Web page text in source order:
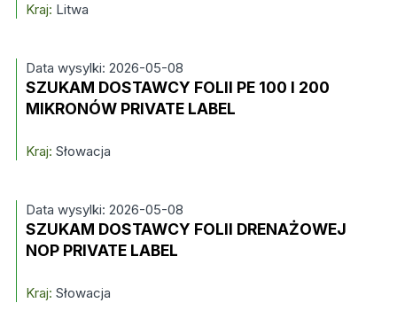
Kraj: Litwa
Data wysylki: 2026-05-08
SZUKAM DOSTAWCY FOLII PE 100 I 200
MIKRONÓW PRIVATE LABEL
Kraj: Słowacja
Data wysylki: 2026-05-08
SZUKAM DOSTAWCY FOLII DRENAŻOWEJ
NOP PRIVATE LABEL
Kraj: Słowacja